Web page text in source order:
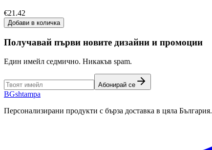
€21.42
Добави в количка
Получавай първи новите дизайни и промоции
Един имейл седмично. Никакъв spam.
Абонирай се
BGshtampa
Персонализирани продукти с бърза доставка в цяла България.